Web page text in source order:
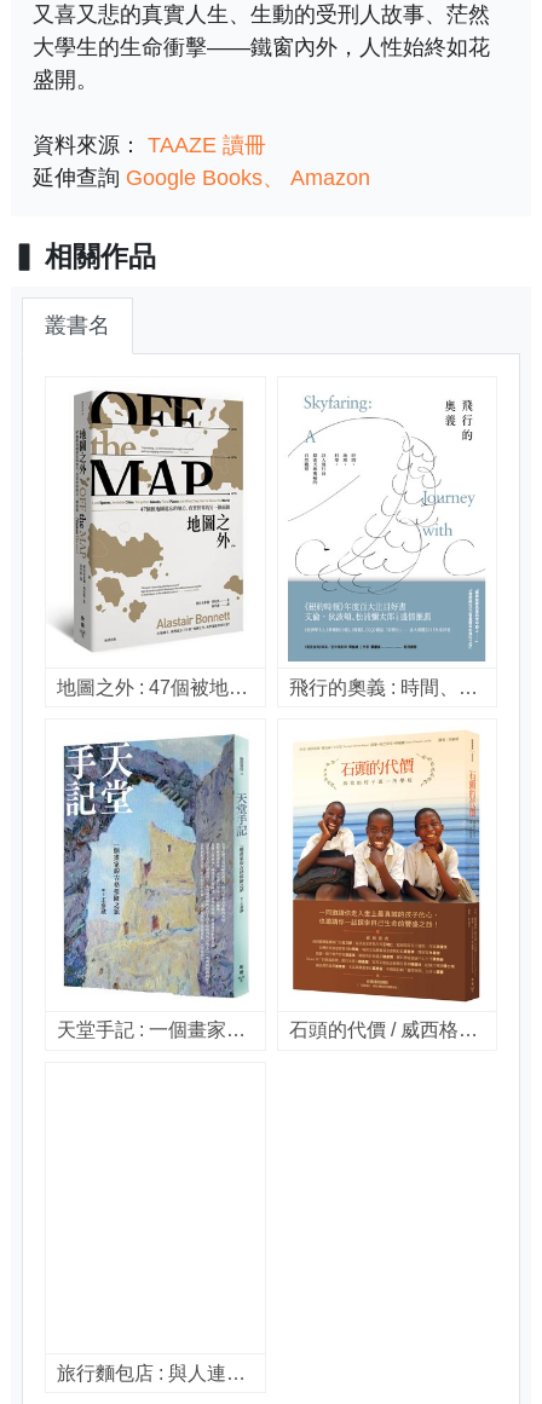
又喜又悲的真實人生、生動的受刑人故事、茫然
大學生的生命衝擊——鐵窗內外，人性始終如花
盛開。
資料來源： TAAZE 讀冊
延伸查詢 Google Books Amazon
相關作品
叢書名
地圖之外 : 47個被地圖遺忘的地方, 真實世界的另一個面貌 = Off the map : lost spaces, invisible cities, forgotten islands, feral places, and what they tell us about the world. / 阿拉史泰爾.邦尼特(Alastair Bonnett)著 ; 黃中憲譯. 飛行的奧義 : 時間、地理、科學,詩人飛行員探索天地奧祕的自然觀察 / 馬克.凡霍納克(Mark Vanhoenacker)作 ; 呂奕欣譯.
天堂手記 : 一個畫家的古格探險之旅 / 王泰融作. 石頭的代價 / 威西格葉.傑克森.卡古里(Twesigye Jackson Kaguri), 蘇珊.厄巴奈克.林威爾(Susan Urbanek Linville)著 ; 李淑珺譯.
旅行麵包店 : 與人連結、與食材相遇,鬆綁人生、低溫熟成的生活哲學 = 月を見てパンを焼く : 丹波の山奥に5年先まで予約の取れないパン屋が生まれた理由 / 塚本久美著 ; 蘇楓雅譯.